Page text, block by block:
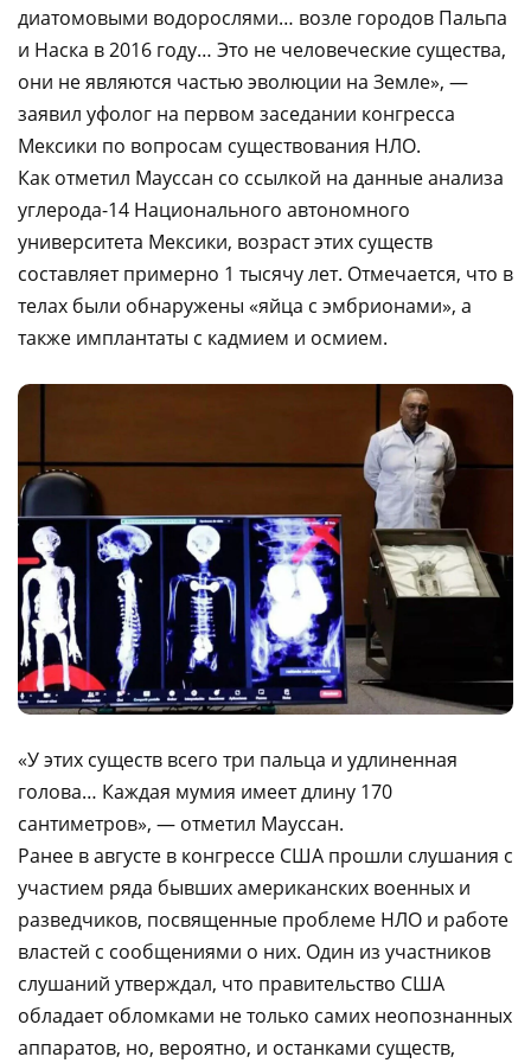
диатомовыми водорослями… возле городов Пальпа
и Наска в 2016 году… Это не человеческие существа,
они не являются частью эволюции на Земле», —
заявил уфолог на первом заседании конгресса
Мексики по вопросам существования НЛО.
Как отметил Мауссан со ссылкой на данные анализа
углерода-14 Национального автономного
университета Мексики, возраст этих существ
составляет примерно 1 тысячу лет. Отмечается, что в
телах были обнаружены «яйца с эмбрионами», а
также имплантаты с кадмием и осмием.
«У этих существ всего три пальца и удлиненная
голова… Каждая мумия имеет длину 170
сантиметров», — отметил Мауссан.
Ранее в августе в конгрессе США прошли слушания с
участием ряда бывших американских военных и
разведчиков, посвященные проблеме НЛО и работе
властей с сообщениями о них. Один из участников
слушаний утверждал, что правительство США
обладает обломками не только самих неопознанных
аппаратов, но, вероятно, и останками существ,